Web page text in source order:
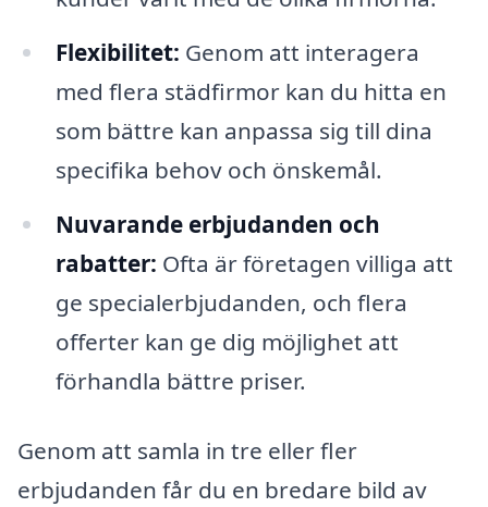
Flexibilitet: Genom att interagera
med flera städfirmor kan du hitta en
som bättre kan anpassa sig till dina
specifika behov och önskemål.
Nuvarande erbjudanden och
rabatter: Ofta är företagen villiga att
ge specialerbjudanden, och flera
offerter kan ge dig möjlighet att
förhandla bättre priser.
Genom att samla in tre eller fler
erbjudanden får du en bredare bild av